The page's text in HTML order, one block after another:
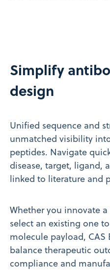
Simplify
design
Unified sequence and
unmatched visibility
peptides. Navigate
disease, target, ligand,
linked to literature and
Whether you innovate
select an existing one
molecule payload, CAS
balance therapeutic
compliance and